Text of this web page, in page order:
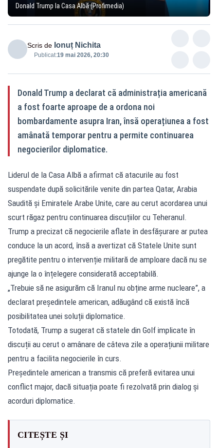
Donald Trump la Casa Albă (Profimedia)
Scris de Ionuț Nichita
Publicat:19 mai 2026, 20:30
Donald Trump a declarat că administrația americană
a fost foarte aproape de a ordona noi
bombardamente asupra Iran, însă operațiunea a fost
amânată temporar pentru a permite continuarea
negocierilor diplomatice.
Liderul de la Casa Albă a afirmat că atacurile au fost
suspendate după solicitările venite din partea Qatar, Arabia
Saudită și Emiratele Arabe Unite, care au cerut acordarea unui
scurt răgaz pentru continuarea discuțiilor cu Teheranul.
Trump a precizat că negocierile aflate în desfășurare ar putea
conduce la un acord, însă a avertizat că Statele Unite sunt
pregătite pentru o intervenție militară de amploare dacă nu se
ajunge la o înțelegere considerată acceptabilă.
„Trebuie să ne asigurăm că Iranul nu obține arme nucleare”, a
declarat președintele american, adăugând că există încă
posibilitatea unei soluții diplomatice.
Totodată, Trump a sugerat că statele din Golf implicate în
discuții au cerut o amânare de câteva zile a operațiunii militare
pentru a facilita negocierile în curs.
Președintele american a transmis că preferă evitarea unui
conflict major, dacă situația poate fi rezolvată prin dialog și
acorduri diplomatice.
CITEȘTE ȘI